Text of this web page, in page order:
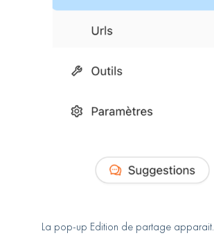
La pop-up Edition de partage apparait.